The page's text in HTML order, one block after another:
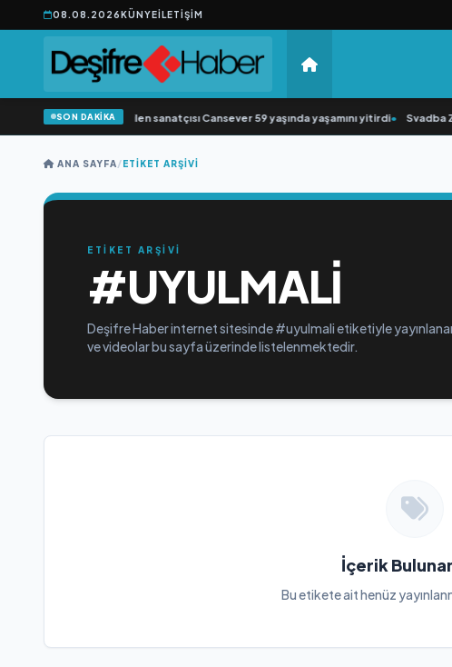
08.08.2026KÜNYEİLETIŞIM
SON DAKİKA
Arabesk müziğin sevilen sanatçısı Cansever 59 yaşında yaşamını yitirdi• Svadba
ANA SAYFA/ETIKET ARŞIVI
ETİKET ARŞİVİ
#UYULMALI
Deşifre Haber internet sitesinde #uyulmali etiketiyle
ve videolar bu sayfa üzerinde listelenmektedir.
İçerik
Bu etikete ait henüz